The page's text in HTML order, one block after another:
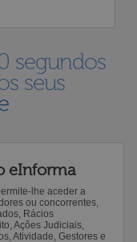
segundos
seus
eInforma
lhe aceder a
ou concorrentes,
Rácios
Ações Judiciais,
Atividade, Gestores e